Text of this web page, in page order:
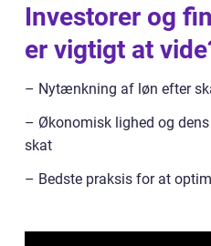
Investorer og
er vigtigt at
– Nytænkning af løn efter
– Økonomisk lighed og
skat
– Bedste praksis for at